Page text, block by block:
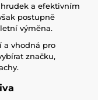
a efektivním
postupně
výměna.
a vhodná pro
značku,